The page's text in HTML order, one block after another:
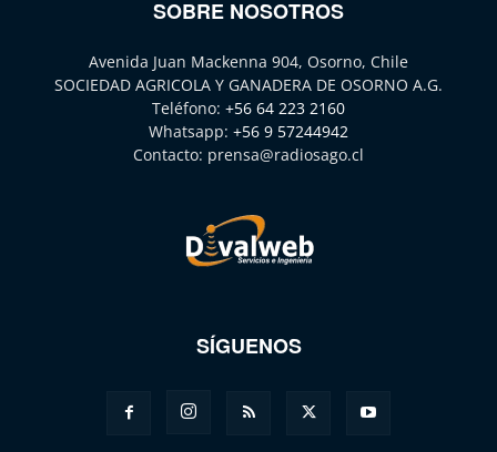
SOBRE NOSOTROS
Avenida Juan Mackenna 904, Osorno, Chile
SOCIEDAD AGRICOLA Y GANADERA DE OSORNO A.G.
Teléfono: +56 64 223 2160
Whatsapp: +56 9 57244942
Contacto: prensa@radiosago.cl
SÍGUENOS